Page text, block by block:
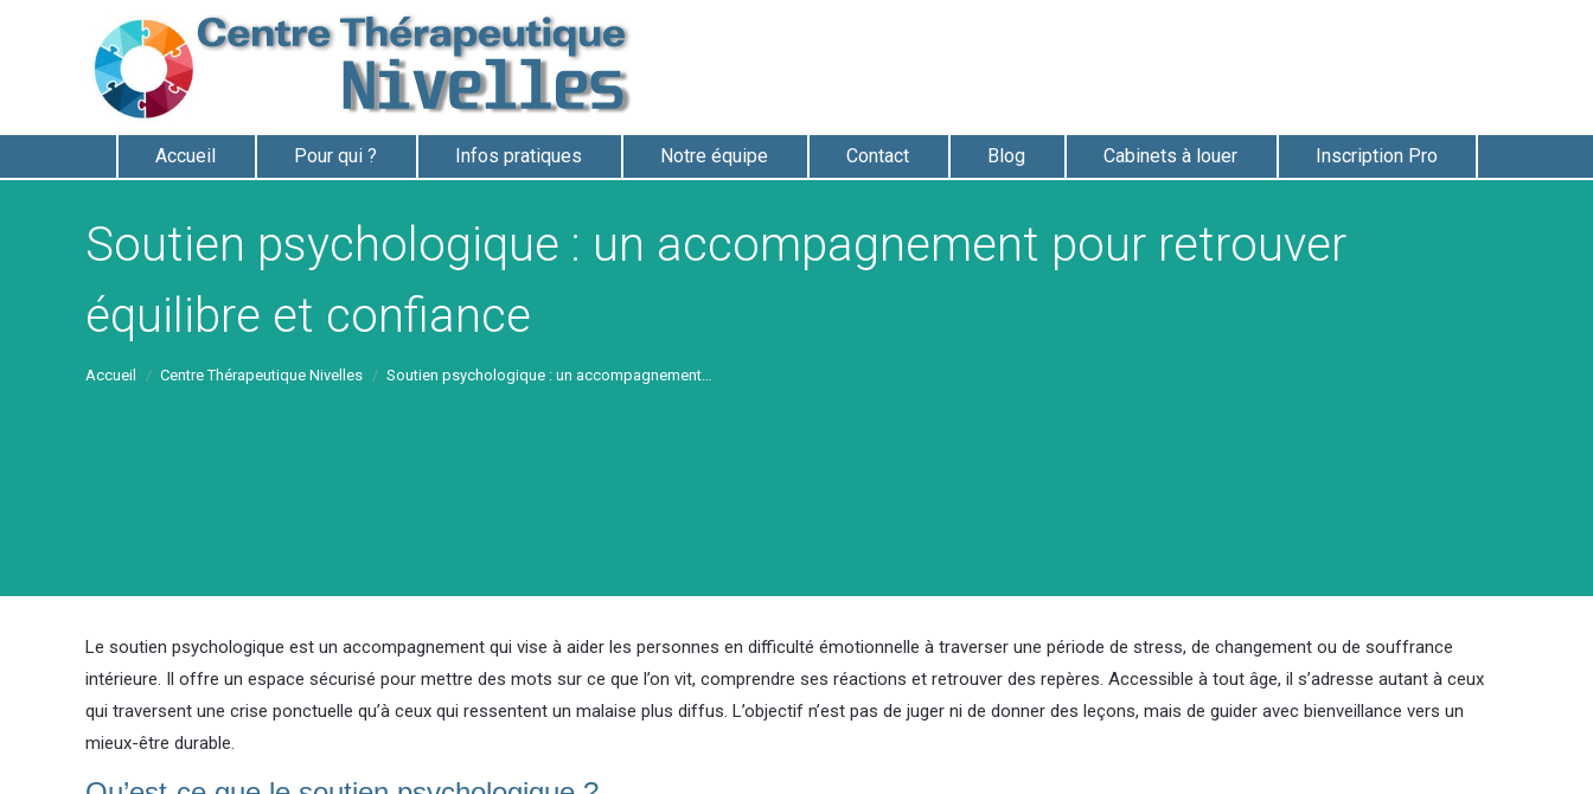
Accueil Pour qui ? Infos pratiques Notre équipe Contact Blog Cabinets à louer Inscription Pro
Soutien psychologique : un accompagnement pour retrouver
équilibre et confiance
Vous êtes ici :
Accueil Centre Thérapeutique Nivelles Soutien psychologique : un accompagnement…
Le soutien psychologique est un accompagnement qui vise à aider les personnes en difficulté émotionnelle à traverser une période de stress, de changement ou de souffrance
intérieure. Il offre un espace sécurisé pour mettre des mots sur ce que l’on vit, comprendre ses réactions et retrouver des repères. Accessible à tout âge, il s’adresse autant à ceux
qui traversent une crise ponctuelle qu’à ceux qui ressentent un malaise plus diffus. L’objectif n’est pas de juger ni de donner des leçons, mais de guider avec bienveillance vers un
mieux-être durable.